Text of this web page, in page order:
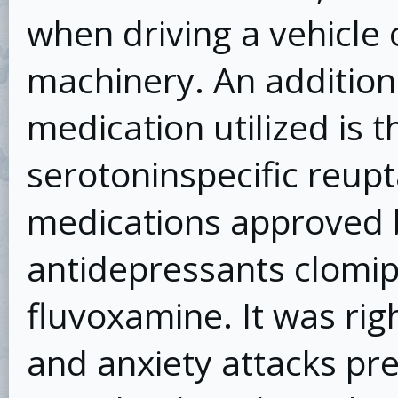
when driving a
machinery. An
medication utilized is
serotoninspecific
medications approved
antidepressants
fluvoxamine. It was
and anxiety attacks